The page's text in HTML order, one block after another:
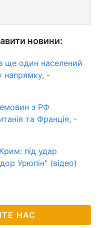
новини:
ще один населений
напрямку, -
з РФ
та Франція, -
під удар
Урюпін" (відео)
НАС